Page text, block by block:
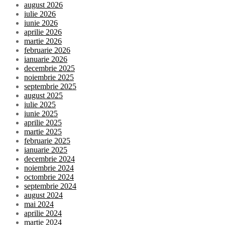
august 2026
iulie 2026
iunie 2026
aprilie 2026
martie 2026
februarie 2026
ianuarie 2026
decembrie 2025
noiembrie 2025
septembrie 2025
august 2025
iulie 2025
iunie 2025
aprilie 2025
martie 2025
februarie 2025
ianuarie 2025
decembrie 2024
noiembrie 2024
octombrie 2024
septembrie 2024
august 2024
mai 2024
aprilie 2024
martie 2024